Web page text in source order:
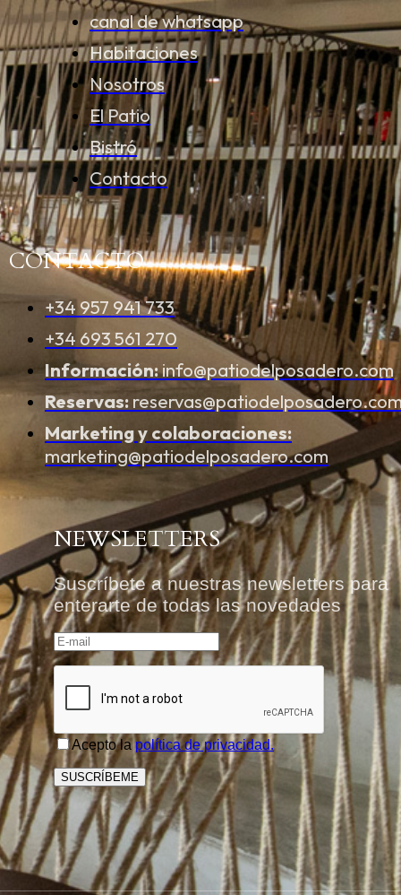
canal de whatsapp
Habitaciones
Nosotros
El Patio
Bistró
Contacto
CONTACTO
+34 957 941 733
+34 693 561 270
Información:info@patiodelposadero.com
Reservas:
Marketing y colaboraciones:
marketing@patiodelposadero.com
NEWSLETTERS
Suscríbete a nuestras newsletters para
enterarte de todas las novedades
Acepto lapolítica de privacidad.